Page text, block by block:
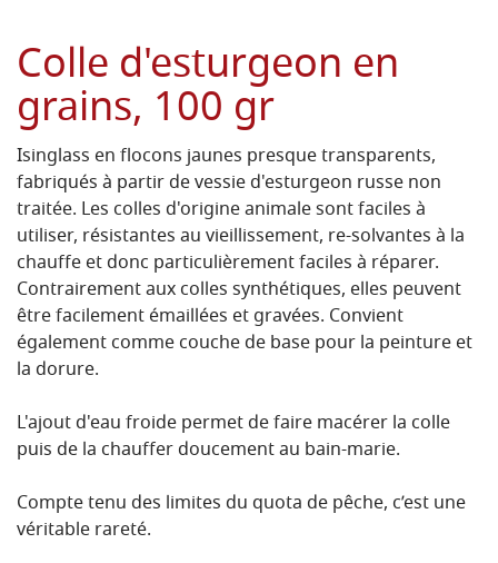
Colle d'esturgeon en
grains, 100 gr
Isinglass en flocons jaunes presque transparents,
fabriqués à partir de vessie d'esturgeon russe non
traitée. Les colles d'origine animale sont faciles à
utiliser, résistantes au vieillissement, re-solvantes à la
chauffe et donc particulièrement faciles à réparer.
Contrairement aux colles synthétiques, elles peuvent
être facilement émaillées et gravées. Convient
également comme couche de base pour la peinture et
la dorure.
L'ajout d'eau froide permet de faire macérer la colle
puis de la chauffer doucement au bain-marie.
Compte tenu des limites du quota de pêche, c’est une
véritable rareté.